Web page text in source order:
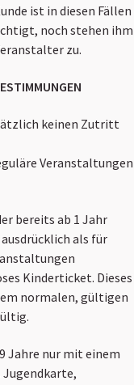
ist in diesen Fällen
noch stehen ihm
zu.
keinen Zutritt
Veranstaltungen
bereits ab 1 Jahr
als für
Kinderticket. Dieses
normalen, gültigen
Jahre nur mit einem